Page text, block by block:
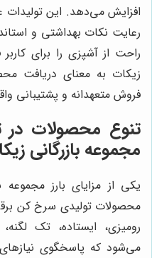
افزایش می‌دهد. این تولیدات
رعایت نکات بهداشتی و
راحت از آشپزی را برای
زیکات به معنای دریافت
فروش متعهدانه و پشتیبانی
تنوع محصولات
مجموعه بازرگانی
یکی از مزایای بارز مجموعه
محصولات تولیدی سرخ کن
رومیزی، ایستاده، تک
می‌شود که پاسخگوی